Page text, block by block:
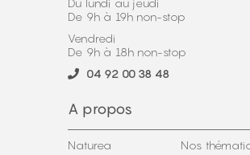
Du lundi au jeudi
De 9h à 19h non-stop
Vendredi
De 9h à 18h non-stop
04 92 00 38 48
A propos
Naturea
Nos